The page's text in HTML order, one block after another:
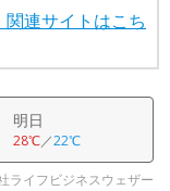
連サイトはこち
明日
28℃／22℃
ライフビジネスウェザー